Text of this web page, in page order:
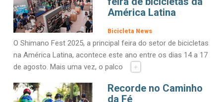
América Latina
Bicicleta News
O Shimano Fest 2025, a principal feira do setor de bicicletas
na América Latina, acontece este ano entre os dias 14 a 17
de agosto. Mais uma vez, o palco
+
Recorde no Caminho
da Fé